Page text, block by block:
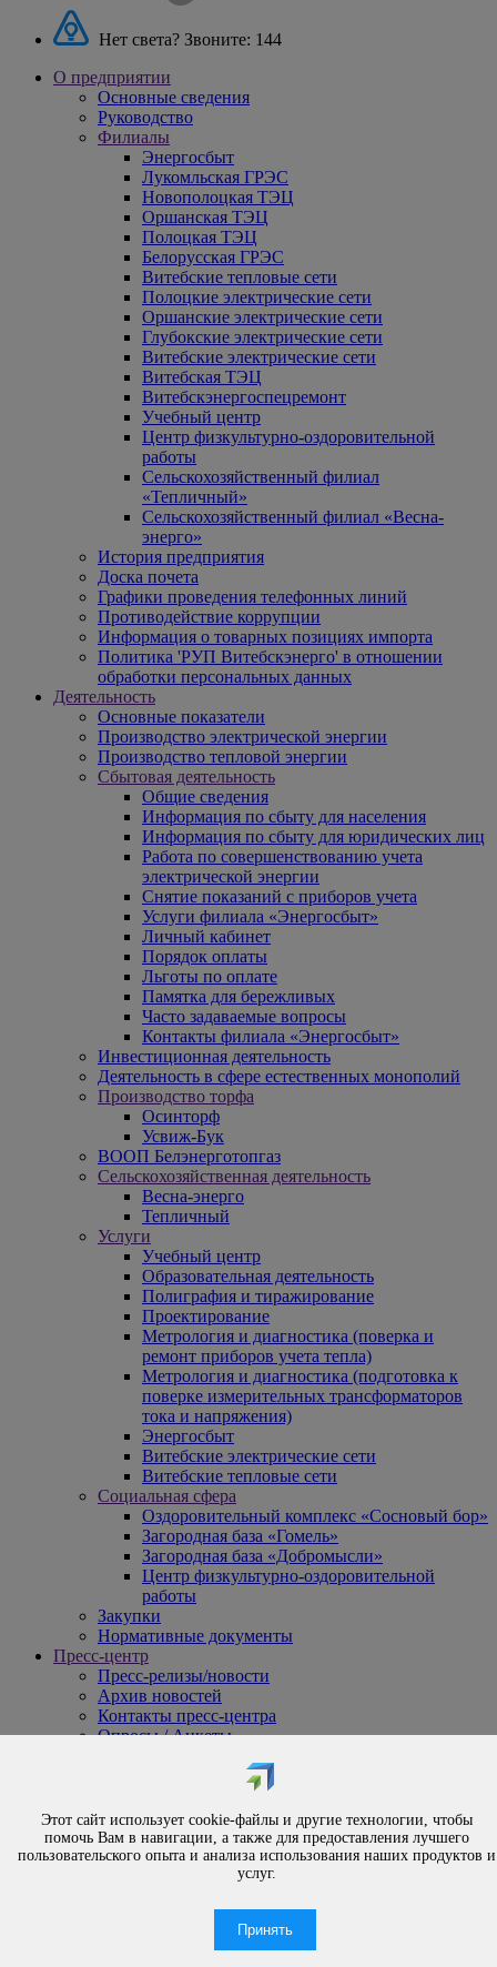
Нет света? Звоните: 144
О предприятии
Основные сведения
Руководство
Филиалы
Энергосбыт
Лукомльская ГРЭС
Новополоцкая ТЭЦ
Оршанская ТЭЦ
Полоцкая ТЭЦ
Белорусская ГРЭС
Витебские тепловые сети
Полоцкие электрические сети
Оршанские электрические сети
Глубокские электрические сети
Витебские электрические сети
Витебская ТЭЦ
Витебскэнергоспецремонт
Учебный центр
Центр физкультурно-оздоровительной
работы
Сельскохозяйственный филиал
«Тепличный»
Сельскохозяйственный филиал «Весна-
энерго»
История предприятия
Доска почета
Графики проведения телефонных линий
Противодействие коррупции
Информация о товарных позициях импорта
Политика 'РУП Витебскэнерго' в отношении
обработки персональных данных
Деятельность
Основные показатели
Производство электрической энергии
Производство тепловой энергии
Сбытовая деятельность
Общие сведения
Информация по сбыту для населения
Информация по сбыту для юридических лиц
Работа по совершенствованию учета
электрической энергии
Снятие показаний с приборов учета
Услуги филиала «Энергосбыт»
Личный кабинет
Порядок оплаты
Льготы по оплате
Памятка для бережливых
Часто задаваемые вопросы
Контакты филиала «Энергосбыт»
Инвестиционная деятельность
Деятельность в сфере естественных монополий
Производство торфа
Осинторф
Усвиж-Бук
ВООП Белэнерготопгаз
Сельскохозяйственная деятельность
Весна-энерго
Тепличный
Услуги
Учебный центр
Образовательная деятельность
Полиграфия и тиражирование
Проектирование
Метрология и диагностика (поверка и
ремонт приборов учета тепла)
Метрология и диагностика (подготовка к
поверке измерительных трансформаторов
тока и напряжения)
Энергосбыт
Витебские электрические сети
Витебские тепловые сети
Социальная сфера
Оздоровительный комплекс «Сосновый бор»
Загородная база «Гомель»
Загородная база «Добромысли»
Центр физкультурно-оздоровительной
работы
Закупки
Нормативные документы
Пресс-центр
Пресс-релизы/новости
Архив новостей
Контакты пресс-центра
Опросы / Анкеты
Обращения
Порядок рассмотрения обращений
Личный приём
Электронные обращения
Часто задаваемые вопросы
Этот сайт использует cookie-файлы и другие технологии, чтобы
помочь Вам в навигации, а также для предоставления лучшего
пользовательского опыта и анализа использования наших продуктов и
услуг.
Принять